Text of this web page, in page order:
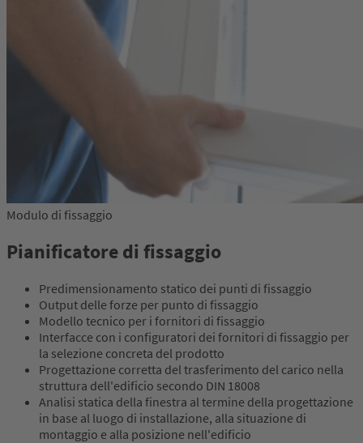
Modulo di fissaggio
Pianificatore di fissaggio
Predimensionamento statico dei punti di fissaggio
Output delle forze per punto di fissaggio
Modello tecnico per i fornitori di fissaggio
Interfacce con i configuratori dei fornitori di fissaggio per
la selezione concreta del prodotto
Progettazione corretta del trasferimento del carico nella
struttura dell'edificio secondo DIN 18008
Analisi statica della finestra al termine della progettazione
in base al luogo di installazione, alla situazione di
montaggio e alla posizione nell'edificio